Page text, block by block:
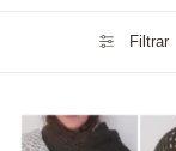
Filtrar